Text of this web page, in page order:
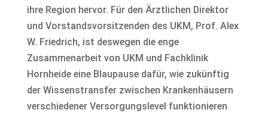
ihre Region hervor. Für den Ärztlichen Direktor
und Vorstandsvorsitzenden des UKM, Prof. Alex
W. Friedrich, ist deswegen die enge
Zusammenarbeit von UKM und Fachklinik
Hornheide eine Blaupause dafür, wie zukünftig
der Wissenstransfer zwischen Krankenhäusern
verschiedener Versorgungslevel funktionieren